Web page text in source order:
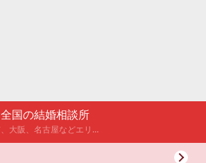
全国の結婚相談所
東京、大阪、名古屋などエリア別のアンケート調査や結婚相談所・婚活パーティーの体験談などを公開。